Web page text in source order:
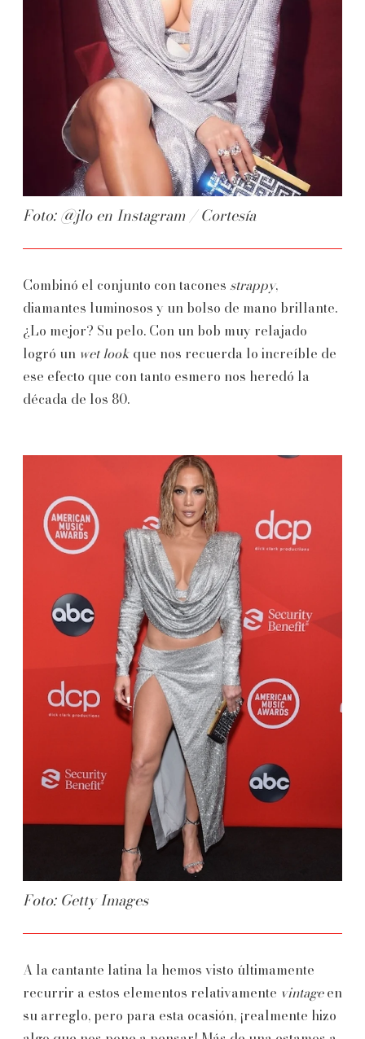
Foto: @jlo en Instagram / Cortesía
Combinó el conjunto con tacones strappy,
diamantes luminosos y un bolso de mano brillante.
¿Lo mejor? Su pelo. Con un bob muy relajado
logró un wet look que nos recuerda lo increíble de
ese efecto que con tanto esmero nos heredó la
década de los 80.
Foto: Getty Images
A la cantante latina la hemos visto últimamente
recurrir a estos elementos relativamente vintageen
su arreglo, pero para esta ocasión, ¡realmente hizo